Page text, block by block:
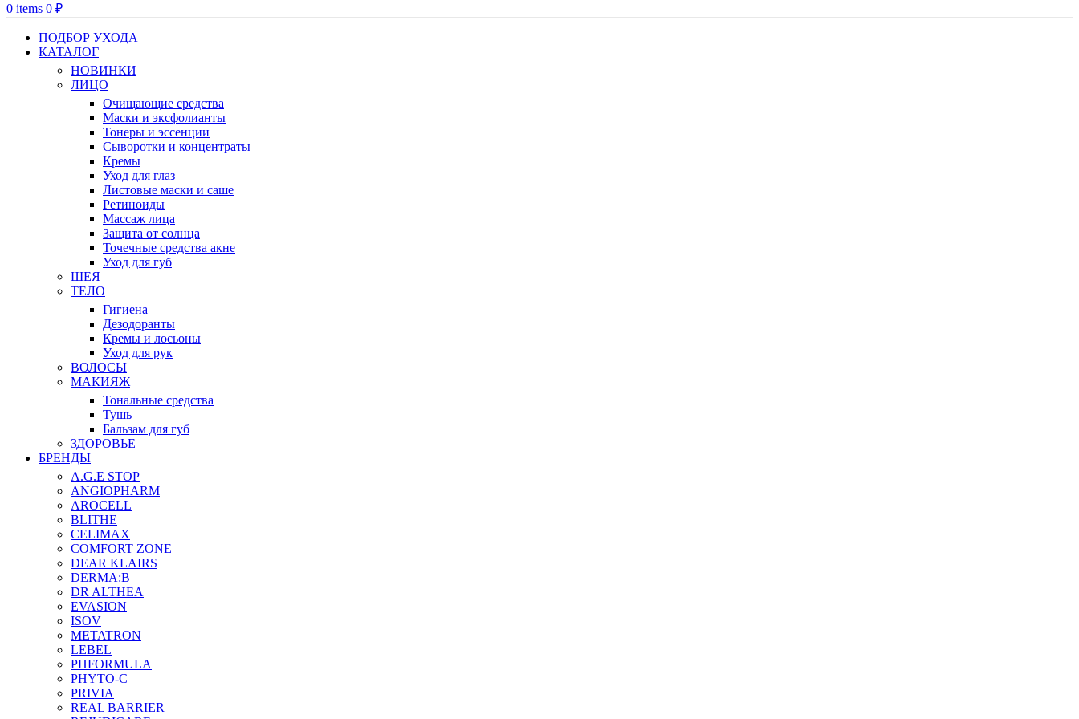
0 items 0 ₽
ПОДБОР УХОДА
КАТАЛОГ
НОВИНКИ
ЛИЦО
Очищающие средства
Маски и эксфолианты
Тонеры и эссенции
Сыворотки и концентраты
Кремы
Уход для глаз
Листовые маски и саше
Ретиноиды
Массаж лица
Защита от солнца
Точечные средства акне
Уход для губ
ШЕЯ
ТЕЛО
Гигиена
Дезодоранты
Кремы и лосьоны
Уход для рук
ВОЛОСЫ
МАКИЯЖ
Тональные средства
Тушь
Бальзам для губ
ЗДОРОВЬЕ
БРЕНДЫ
A.G.E STOP
ANGIOPHARM
AROCELL
BLITHE
CELIMAX
COMFORT ZONE
DEAR KLAIRS
DERMA:B
DR ALTHEA
EVASION
ISOV
METATRON
LEBEL
PHFORMULA
PHYTO-C
PRIVIA
REAL BARRIER